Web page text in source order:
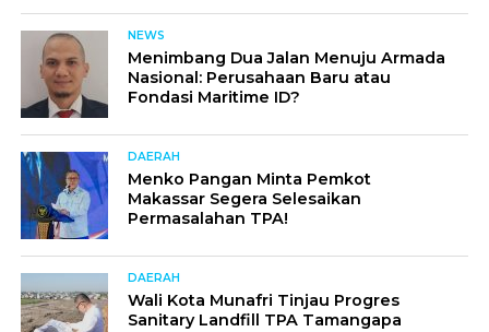
NEWS
Menimbang Dua Jalan Menuju Armada
Nasional: Perusahaan Baru atau
Fondasi Maritime ID?
DAERAH
Menko Pangan Minta Pemkot
Makassar Segera Selesaikan
Permasalahan TPA!
DAERAH
Wali Kota Munafri Tinjau Progres
Sanitary Landfill TPA Tamangapa